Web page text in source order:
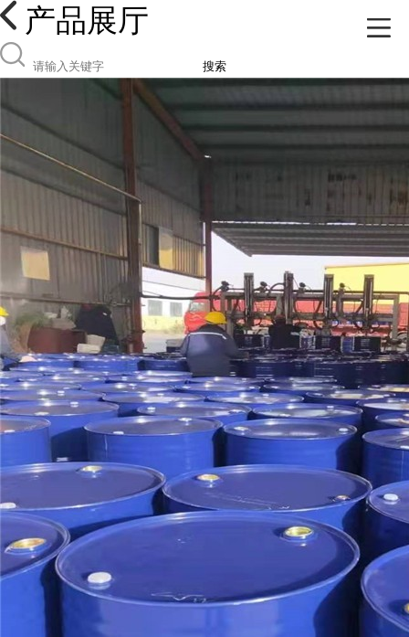
产品展厅
搜索